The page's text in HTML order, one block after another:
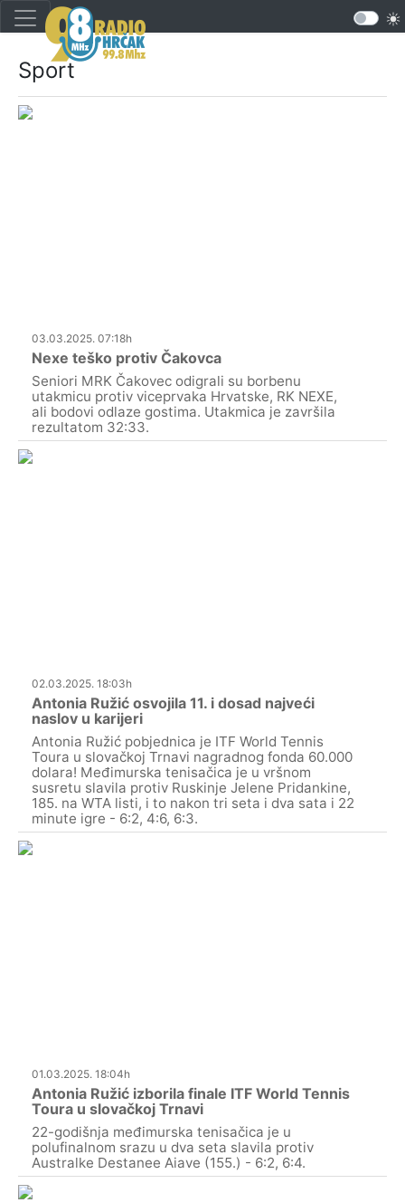
Sport
03.03.2025. 07:18h
Nexe teško protiv Čakovca
Seniori MRK Čakovec odigrali su borbenu
utakmicu protiv viceprvaka Hrvatske, RK NEXE,
ali bodovi odlaze gostima. Utakmica je završila
rezultatom 32:33.
02.03.2025. 18:03h
Antonia Ružić osvojila 11. i dosad najveći
naslov u karijeri
Antonia Ružić pobjednica je ITF World Tennis
Toura u slovačkoj Trnavi nagradnog fonda 60.000
dolara! Međimurska tenisačica je u vršnom
susretu slavila protiv Ruskinje Jelene Pridankine,
185. na WTA listi, i to nakon tri seta i dva sata i 22
minute igre - 6:2, 4:6, 6:3.
01.03.2025. 18:04h
Antonia Ružić izborila finale ITF World Tennis
Toura u slovačkoj Trnavi
22-godišnja međimurska tenisačica je u
polufinalnom srazu u dva seta slavila protiv
Australke Destanee Aiave (155.) - 6:2, 6:4.